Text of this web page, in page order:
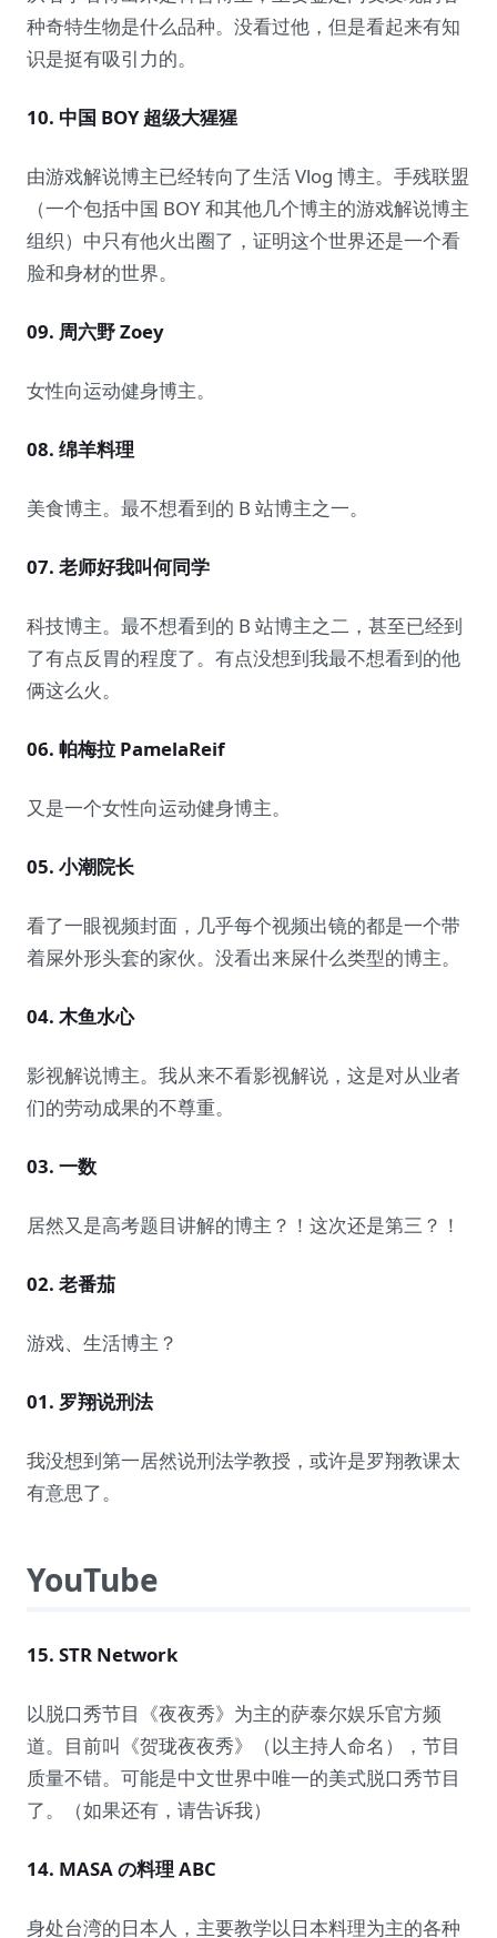
种奇特生物是什么品种。没看过他，但是看起来有知
识是挺有吸引力的。
10. 中国 BOY 超级大猩猩
由游戏解说博主已经转向了生活 Vlog 博主。手残联盟
（一个包括中国 BOY 和其他几个博主的游戏解说博主
组织）中只有他火出圈了，证明这个世界还是一个看
脸和身材的世界。
09. 周六野 Zoey
女性向运动健身博主。
08. 绵羊料理
美食博主。最不想看到的 B 站博主之一。
07. 老师好我叫何同学
科技博主。最不想看到的 B 站博主之二，甚至已经到
了有点反胃的程度了。有点没想到我最不想看到的他
俩这么火。
06. 帕梅拉 PamelaReif
又是一个女性向运动健身博主。
05. 小潮院长
看了一眼视频封面，几乎每个视频出镜的都是一个带
着屎外形头套的家伙。没看出来屎什么类型的博主。
04. 木鱼水心
影视解说博主。我从来不看影视解说，这是对从业者
们的劳动成果的不尊重。
03. 一数
居然又是高考题目讲解的博主？！这次还是第三？！
02. 老番茄
游戏、生活博主？
01. 罗翔说刑法
我没想到第一居然说刑法学教授，或许是罗翔教课太
有意思了。
YouTube
15. STR Network
以脱口秀节目《夜夜秀》为主的萨泰尔娱乐官方频
道。目前叫《贺珑夜夜秀》（以主持人命名），节目
质量不错。可能是中文世界中唯一的美式脱口秀节目
了。（如果还有，请告诉我）
14. MASA の料理 ABC
身处台湾的日本人，主要教学以日本料理为主的各种